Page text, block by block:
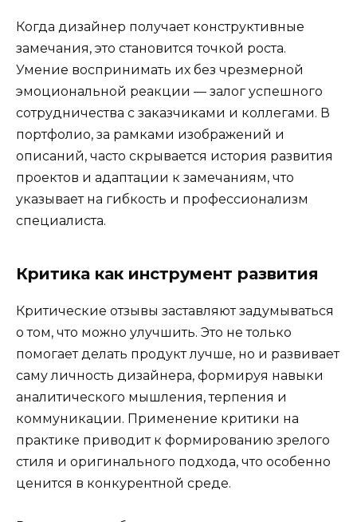
Когда дизайнер получает конструктивные
замечания, это становится точкой роста.
Умение воспринимать их без чрезмерной
эмоциональной реакции — залог успешного
сотрудничества с заказчиками и коллегами. В
портфолио, за рамками изображений и
описаний, часто скрывается история развития
проектов и адаптации к замечаниям, что
указывает на гибкость и профессионализм
специалиста.
Критика как инструмент развития
Критические отзывы заставляют задумываться
о том, что можно улучшить. Это не только
помогает делать продукт лучше, но и развивает
саму личность дизайнера, формируя навыки
аналитического мышления, терпения и
коммуникации. Применение критики на
практике приводит к формированию зрелого
стиля и оригинального подхода, что особенно
ценится в конкурентной среде.